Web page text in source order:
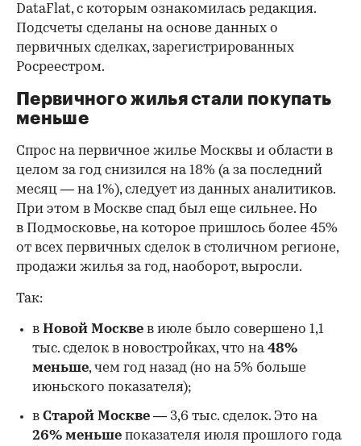
DataFlat, с которым ознакомилась редакция.
Подсчеты сделаны на основе данных о
первичных сделках, зарегистрированных
Росреестром.
Первичного жилья стали покупать
меньше
Спрос на первичное жилье Москвы и области в
целом за год снизился на 18% (а за последний
месяц — на 1%), следует из данных аналитиков.
При этом в Москве спад был еще сильнее. Но
в Подмосковье, на которое пришлось более 45%
от всех первичных сделок в столичном регионе,
продажи жилья за год, наоборот, выросли.
Так:
в Новой Москве в июле было совершено 1,1
тыс. сделок в новостройках, что на48%
меньше, чем год назад (но на 5% больше
июньского показателя);
в Старой Москве — 3,6 тыс. сделок. Это на
26% меньше показателя июля прошлого года